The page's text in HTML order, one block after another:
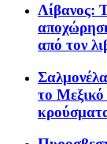
Λίβανος:
από τον
το Μεξικό